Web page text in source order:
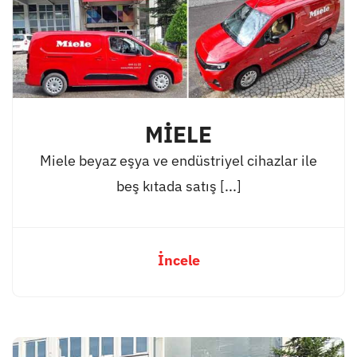
MİELE
Miele beyaz eşya ve endüstriyel cihazlar ile
beş kıtada satış [...]
İncele